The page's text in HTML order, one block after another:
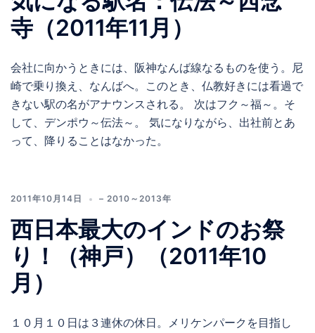
寺（2011年11月）
会社に向かうときには、阪神なんば線なるものを使う。尼
崎で乗り換え、なんばへ。このとき、仏教好きには看過で
きない駅の名がアナウンスされる。 次はフク～福～。そ
して、デンポウ～伝法～。 気になりながら、出社前とあ
って、降りることはなかった。
2011年10月14日 – 2010～2013年
西日本最大のインドのお祭
り！（神戸）（2011年10
月）
１０月１０日は３連休の休日。メリケンパークを目指し